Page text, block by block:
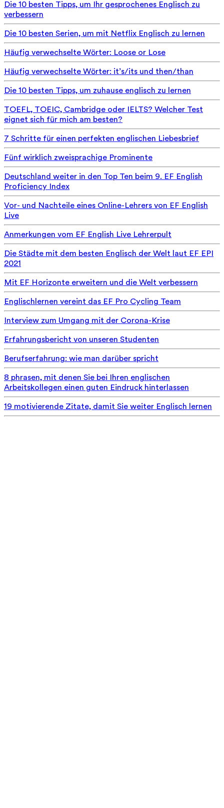
Die 10 besten Tipps, um Ihr gesprochenes Englisch zu
verbessern
Die 10 besten Serien, um mit Netflix Englisch zu lernen
Häufig verwechselte Wörter: Loose or Lose
Häufig verwechselte Wörter: it’s/its und then/than
Die 10 besten Tipps, um zuhause englisch zu lernen
TOEFL, TOEIC, Cambridge oder IELTS? Welcher Test
eignet sich für mich am besten?
7 Schritte für einen perfekten englischen Liebesbrief
Fünf wirklich zweisprachige Prominente
Deutschland weiter in den Top Ten beim 9. EF English
Proficiency Index
Vor- und Nachteile eines Online-Lehrers von EF English
Live
Anmerkungen vom EF English Live Lehrerpult
Die Städte mit dem besten Englisch der Welt laut EF EPI
2021
Mit EF Horizonte erweitern und die Welt verbessern
Englischlernen vereint das EF Pro Cycling Team
Interview zum Umgang mit der Corona-Krise
Erfahrungsbericht von unseren Studenten
Berufserfahrung: wie man darüber spricht
8 phrasen, mit denen Sie bei Ihren englischen
Arbeitskollegen einen guten Eindruck hinterlassen
19 motivierende Zitate, damit Sie weiter Englisch lernen